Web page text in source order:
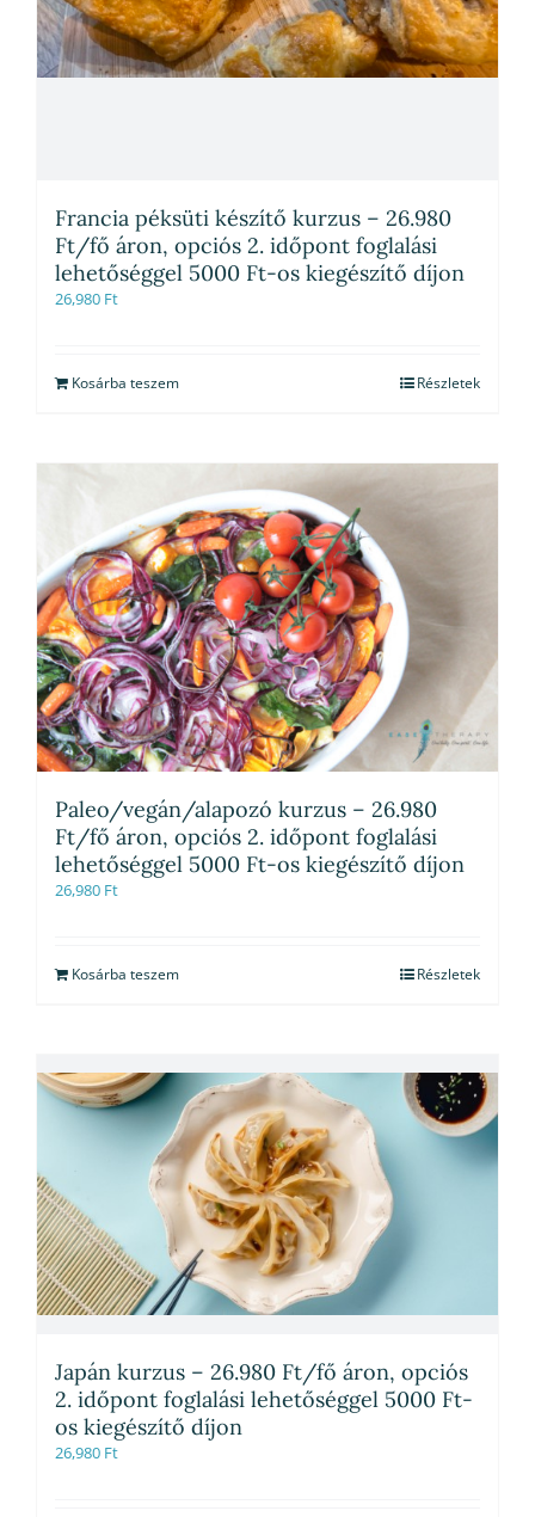
Francia péksüti készítő kurzus – 26.980
Ft/fő áron, opciós 2. időpont foglalási
lehetőséggel 5000 Ft-os kiegészítő díjon
26,980 Ft
Kosárba teszem Részletek
Paleo/vegán/alapozó kurzus – 26.980
Ft/fő áron, opciós 2. időpont foglalási
lehetőséggel 5000 Ft-os kiegészítő díjon
26,980 Ft
Kosárba teszem Részletek
Japán kurzus – 26.980 Ft/fő áron, opciós
2. időpont foglalási lehetőséggel 5000 Ft-
os kiegészítő díjon
26,980 Ft